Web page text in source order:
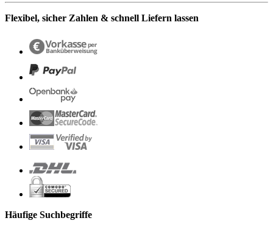
Flexibel, sicher Zahlen & schnell Liefern lassen
Häufige Suchbegriffe